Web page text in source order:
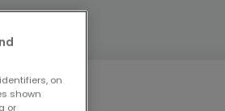
on
shown
or